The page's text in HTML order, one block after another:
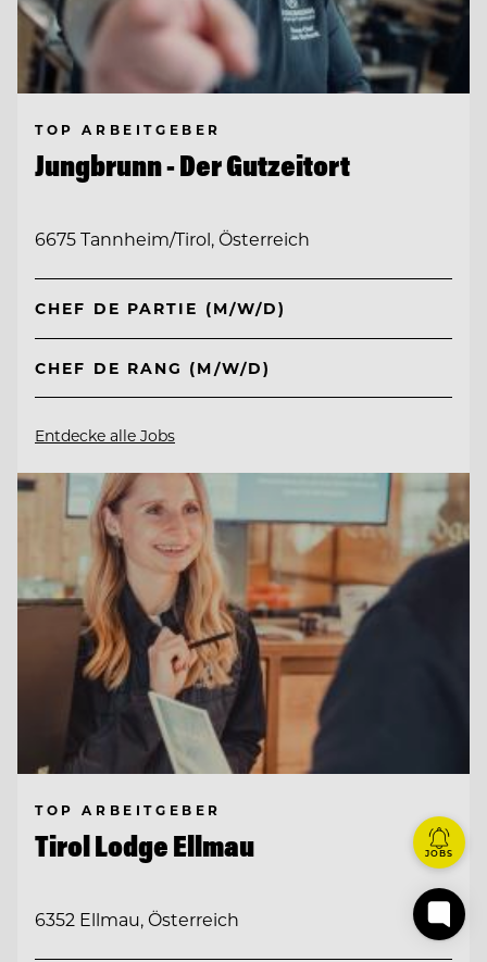
TOP ARBEITGEBER
Jungbrunn - Der Gutzeitort
6675 Tannheim/Tirol, Österreich
CHEF DE PARTIE (M/W/D)
CHEF DE RANG (M/W/D)
Entdecke alle Jobs
TOP ARBEITGEBER
Tirol Lodge Ellmau
6352 Ellmau, Österreich
JOBS